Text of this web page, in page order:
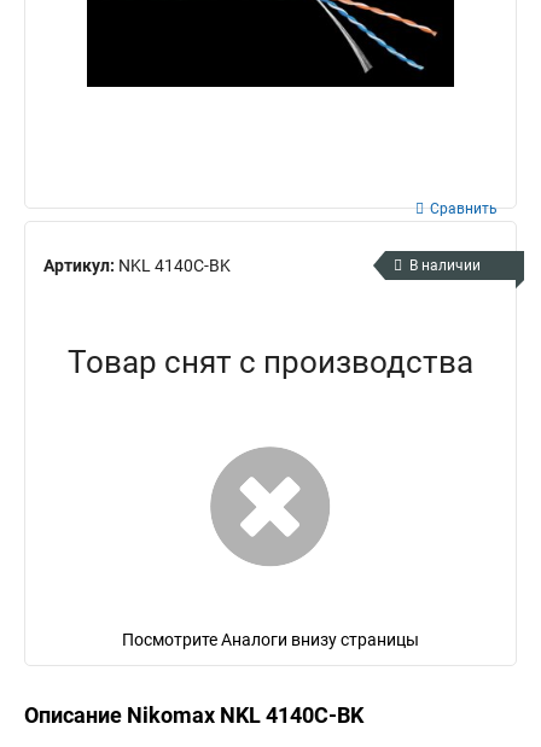
Артикул: NKL 4140C-BK
Сравнить
В наличии
Товар снят с производства
Посмотрите Аналоги внизу страницы
Описание Nikomax NKL 4140C-BK